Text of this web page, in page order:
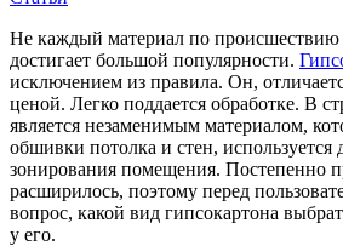
Не каждый материал по происшествию
достигает большой популярности.
исключением из правила. Он,
ценой. Легко поддается обработке. В
является незаменимым материалом,
обшивки потолка и стен, используется
зонирования помещения. Постепенно
расширилось, поэтому перед
вопрос, какой вид гипсокартона
у его.